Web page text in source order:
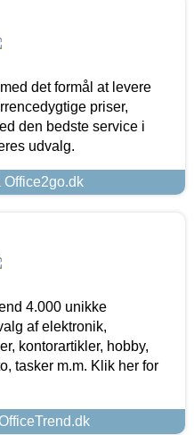
det formål at levere
priser,
den bedste service i
udvalg.
Office2go.dk
4.000 unikke
af elektronik,
kontorartikler, hobby,
tasker m.m. Klik her for